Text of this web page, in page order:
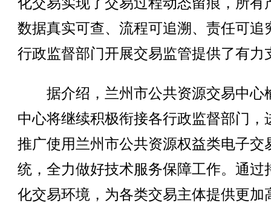
数据真实可查、流程可追溯、责任可追
行政监督部门开展交易监管提供了有力
据介绍，兰州市公共资源交易中心
中心将继续积极衔接各行政监督部门，
推广使用兰州市公共资源权益类电子交
统，全力做好技术服务保障工作。通过
化交易环境，为各类交易主体提供更加